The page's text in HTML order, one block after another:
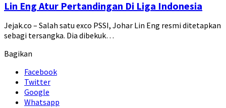
Lin Eng Atur Pertandingan Di Liga Indonesia
Jejak.co – Salah satu exco PSSI, Johar Lin Eng resmi ditetapkan
sebagi tersangka. Dia dibekuk…
Bagikan
Facebook
Twitter
Google
Whatsapp